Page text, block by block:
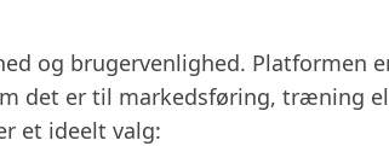
og brugervenlighed. Platformen
det er til markedsføring, træning
et ideelt valg: